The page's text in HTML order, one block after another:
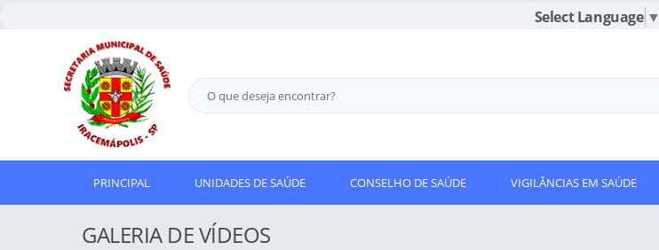
Select Language ▼
PRINCIPAL UNIDADES DE SAÚDE CONSELHO DE SAÚDE VIGILÂNCIAS EM SAÚDE
GALERIA DE VÍDEOS